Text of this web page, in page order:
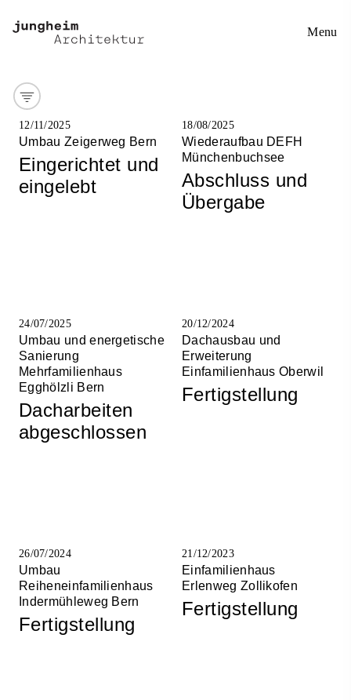
Menu
12/11/2025
Umbau Zeigerweg Bern
Eingerichtet und
eingelebt
18/08/2025
Wiederaufbau DEFH
Münchenbuchsee
Abschluss und
Übergabe
24/07/2025
Umbau und energetische
Sanierung
Mehrfamilienhaus
Egghölzli Bern
Dacharbeiten
abgeschlossen
20/12/2024
Dachausbau und
Erweiterung
Einfamilienhaus Oberwil
Fertigstellung
26/07/2024
Umbau
Reiheneinfamilienhaus
Indermühleweg Bern
Fertigstellung
21/12/2023
Einfamilienhaus
Erlenweg Zollikofen
Fertigstellung